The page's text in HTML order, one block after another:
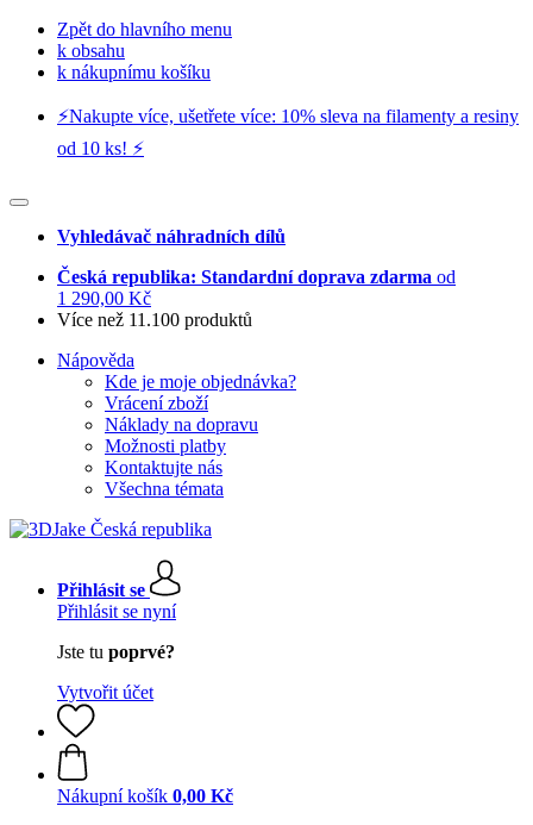
Zpět do hlavního menu
k obsahu
k nákupnímu košíku
⚡️Nakupte více, ušetřete více: 10% sleva na filamenty a resiny
od 10 ks! ⚡️
Vyhledávač náhradních dílů
Česká republika: Standardní doprava zdarma od
1 290,00 Kč
Více než 11.100 produktů
Nápověda
Kde je moje objednávka?
Vrácení zboží
Náklady na dopravu
Možnosti platby
Kontaktujte nás
Všechna témata
Přihlásit se
Přihlásit se nyní
Jste tu poprvé?
Vytvořit účet
Nákupní košík 0,00 Kč